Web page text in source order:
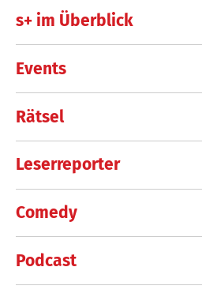
s+ im Überblick
Events
Rätsel
Leserreporter
Comedy
Podcast